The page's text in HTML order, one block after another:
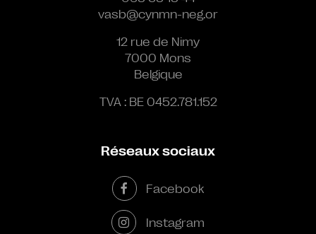
vasb@cynmn-neg.or
12 rue de Nimy
7000 Mons
Belgique
TVA : BE 0452.781.152
Réseaux sociaux
Facebook
Instagram